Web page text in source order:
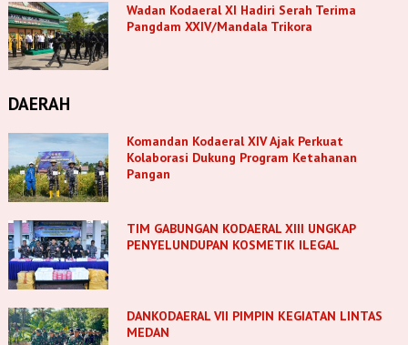
Wadan Kodaeral XI Hadiri Serah Terima
Pangdam XXIV/Mandala Trikora
DAERAH
Komandan Kodaeral XIV Ajak Perkuat
Kolaborasi Dukung Program Ketahanan
Pangan
TIM GABUNGAN KODAERAL XIII UNGKAP
PENYELUNDUPAN KOSMETIK ILEGAL
DANKODAERAL VII PIMPIN KEGIATAN LINTAS
MEDAN